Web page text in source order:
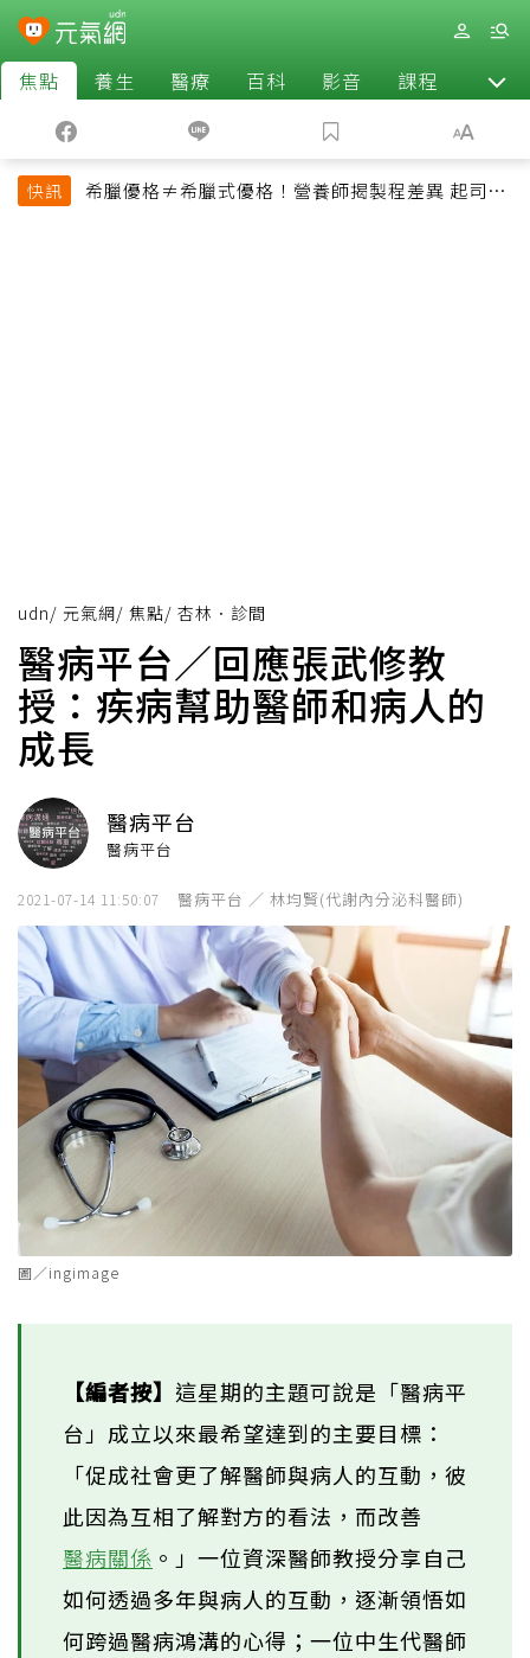
焦點 養生 醫療 百科 影音 課程 退休
快訊
希臘優格≠希臘式優格！營養師揭製程差異 起司片
udn/ 元氣網/ 焦點/ 杏林．診間
醫病平台／回應張武修教
授：疾病幫助醫師和病人的
成長
醫病平台
醫病平台
2021-07-14 11:50:07 醫病平台 ／ 林均賢(代謝內分泌科醫師)
圖／ingimage
【編者按】 這星期的主題可說是「醫病平
台」成立以來最希望達到的主要目標：
「促成社會更了解醫師與病人的互動，彼
此因為互相了解對方的看法，而改善
醫病關係 。」一位資深醫師教授分享自己
如何透過多年與病人的互動，逐漸領悟如
何跨過醫病鴻溝的心得；一位中生代醫師